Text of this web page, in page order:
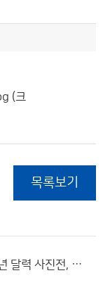
(크
목록보기
세계기상기구(WMO) 2025년 달력 사진전, 자연의 힘을 보여주는 우리나라 작품 선정